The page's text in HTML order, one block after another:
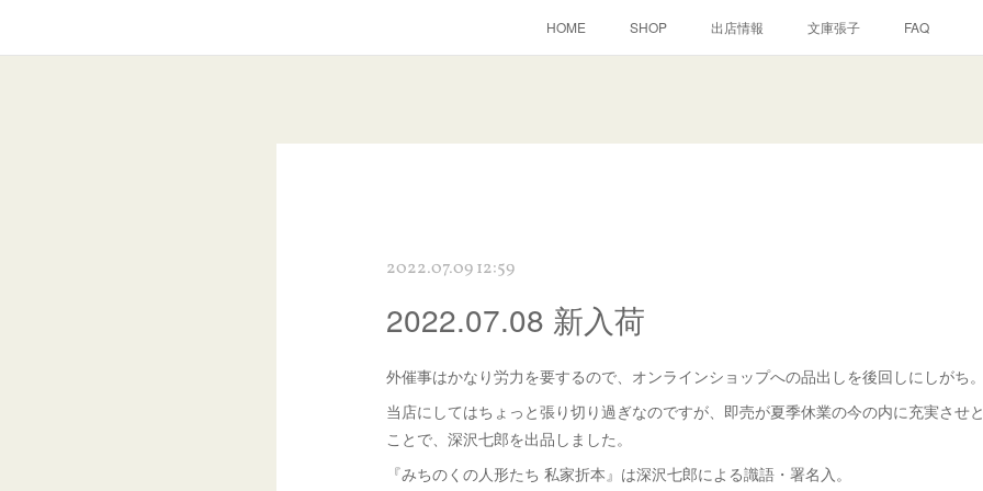
HOME SHOP 出店情報 文庫張子 FAQ
2022.07.09 12:59
2022.07.08 新入荷
外催事はかなり労力を要するので、オンラインショップへの品出しを後回しにしがち。
当店にしてはちょっと張り切り過ぎなのですが、即売が夏季休業の今の内に充実させ
ことで、深沢七郎を出品しました。
『みちのくの人形たち 私家折本』は深沢七郎による識語・署名入。